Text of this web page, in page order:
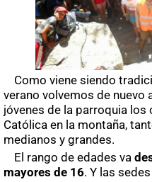
Como viene siendo
verano volvemos de nuevo
jóvenes de la parroquia
Católica en la montaña,
medianos y grandes.
El rango de edades va
mayores de 16. Y las